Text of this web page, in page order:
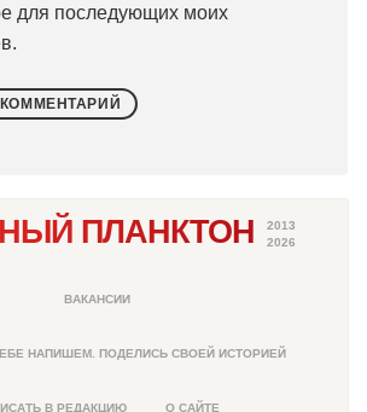
для последующих моих
ПЛАНКТОН
2013
2026
ВАКАНСИИ
НАПИШЕМ. ПОДЕЛИСЬ СВОЕЙ ИСТОРИЕЙ
В РЕДАКЦИЮ О САЙТЕ